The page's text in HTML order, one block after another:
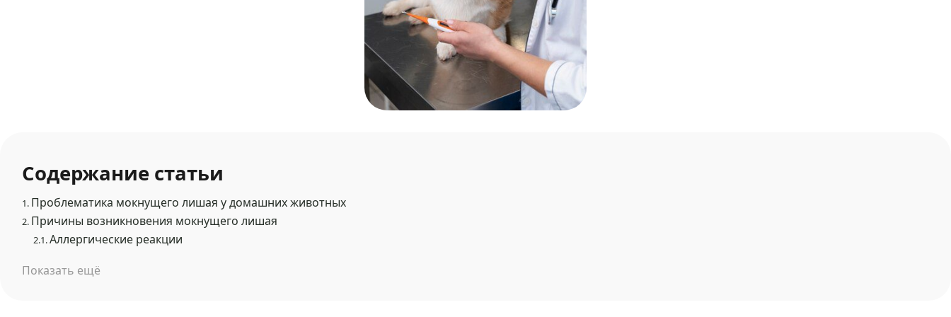
Содержание статьи
1. Проблематика мокнущего лишая у домашних животных
2. Причины возникновения мокнущего лишая
2.1.Аллергические реакции
Показать ещё